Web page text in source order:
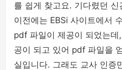
를 쉽게 찾고요. 기다렸던
이전에는 EBSi 사이트에서
pdf 파일이 제공이 되었는데
공이 되고 있어 pdf 파일을
실입니다. 그래도 교사 인증